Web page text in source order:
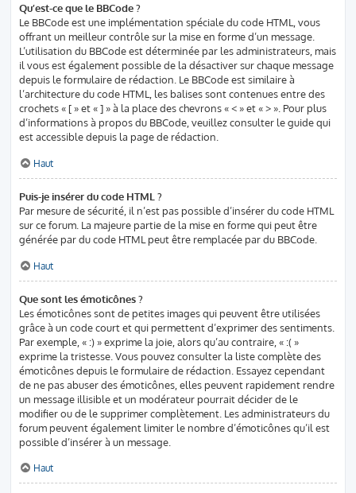
Qu’est-ce que le BBCode ?
Le BBCode est une implémentation spéciale du code HTML, vous
offrant un meilleur contrôle sur la mise en forme d’un message.
L’utilisation du BBCode est déterminée par les administrateurs, mais
il vous est également possible de la désactiver sur chaque message
depuis le formulaire de rédaction. Le BBCode est similaire à
l’architecture du code HTML, les balises sont contenues entre des
crochets « [ » et « ] » à la place des chevrons « < » et « > ». Pour plus
d’informations à propos du BBCode, veuillez consulter le guide qui
est accessible depuis la page de rédaction.
Haut
Puis-je insérer du code HTML ?
Par mesure de sécurité, il n’est pas possible d’insérer du code HTML
sur ce forum. La majeure partie de la mise en forme qui peut être
générée par du code HTML peut être remplacée par du BBCode.
Haut
Que sont les émoticônes ?
Les émoticônes sont de petites images qui peuvent être utilisées
grâce à un code court et qui permettent d’exprimer des sentiments.
Par exemple, « :) » exprime la joie, alors qu’au contraire, « :( »
exprime la tristesse. Vous pouvez consulter la liste complète des
émoticônes depuis le formulaire de rédaction. Essayez cependant
de ne pas abuser des émoticônes, elles peuvent rapidement rendre
un message illisible et un modérateur pourrait décider de le
modifier ou de le supprimer complètement. Les administrateurs du
forum peuvent également limiter le nombre d’émoticônes qu’il est
possible d’insérer à un message.
Haut